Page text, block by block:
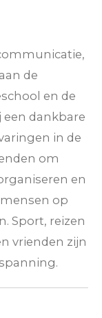
de
en de
een dankbare
in de
om
en
op
Sport, reizen
vrienden zijn